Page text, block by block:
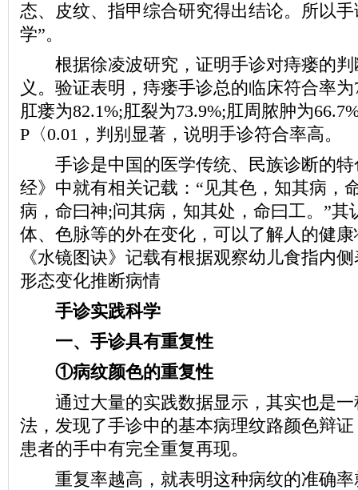
态、皮纹、指甲综合研究得出结论。所以
学”。
根据徐凌波研究，证明手诊对痔瘘的判
义。验证表明，痔瘘手诊总的临床符合率为
肛瘘为82.1%;肛裂为73.9%;肛周脓肿为
P〈0.01，判别显著，说明手诊符合率高。
手诊是中国的医学传统、民族诊断的特
经》中就有相关记载：“见其色，知其病，
病，命曰神;问其病，知其处，命曰工。”其
体、色脉等的外在变化，可以了解人的健
《水镜图诀》记载有根据观察幼儿食指内
形态变化推断病情
手诊实践科学
一、手诊具有重复性
①病纹颜色的重复性
通过大量的实践数据显示，其实也是一
法，发现了手诊中的基本病理纹路颜色辩
患者的手中有完全重复再现。
重复率越高，就表明这种病纹的准确率